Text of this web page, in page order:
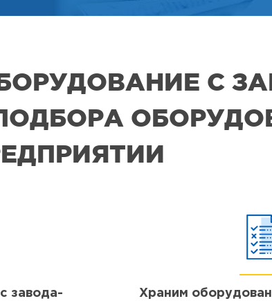
С
завода-
Храним